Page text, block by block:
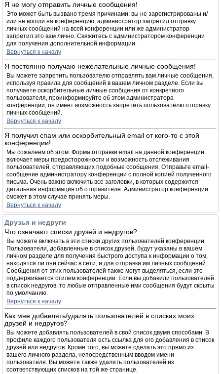
Я не могу отправить личные сообщения!
Это может быть вызвано тремя причинами: вы не зарегистрированы и/
или не вошли на конференцию, администратор запретил отправку
личных сообщений на всей конференции или же администратор
запретил это вам лично. Свяжитесь с администратором конференции
для получения дополнительной информации.
Вернуться к началу
Я постоянно получаю нежелательные личные сообщения!
Вы можете запретить пользователю отправлять вам личные сообщения,
используя правила для сообщений в вашем личном разделе. Если вы
получаете оскорбительные личные сообщения от конкретного
пользователя, проинформируйте об этом администратора
конференции; он имеет возможность запретить пользователю отправку
личных сообщений.
Вернуться к началу
Я получил спам или оскорбительный email от кого-то с этой
конференции!
Мы сожалеем об этом. Форма отправки email на данной конференции
включает меры предосторожности и возможность отслеживания
пользователей, отправляющих подобные сообщения. Отправьте email-
сообщение администратору конференции с полной копией полученного
письма. Очень важно включить все заголовки, в которых содержится
детальная информация об отправителе. Администратор конференции
сможет в этом случае принять меры.
Вернуться к началу
Друзья и недруги
Что означают списки друзей и недругов?
Вы можете включать в эти списки других пользователей конференции.
Пользователи, добавленные в список друзей, будут указаны в вашем
личном разделе для получения быстрого доступа к информации о том,
находятся ли они сейчас в сети, и для отправки им личных сообщений.
Сообщения от этих пользователей также могут выделяться, если это
поддерживается стилем конференции. Если вы добавили пользователей
в список недругов, то любые отправленные ими сообщения будут скрыты
по умолчанию.
Вернуться к началу
Как мне добавлять/удалять пользователей в списках моих
друзей и недругов?
Вы можете добавлять пользователей в свой список двумя способами. В
профиле каждого пользователя есть ссылка для его добавления в список
друзей или недругов. Кроме того, вы можете сделать это прямо из
вашего личного раздела, непосредственным вводом имени
пользователя. Вы можете также удалять пользователей из
соответствующих списков на той же странице.